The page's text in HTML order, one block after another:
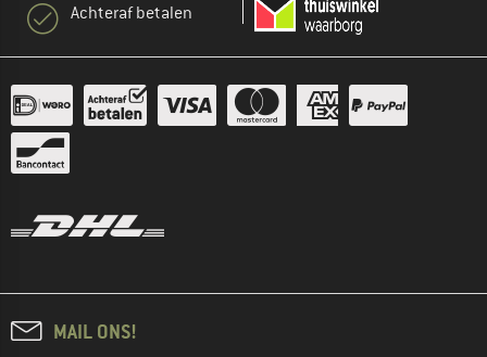
Achteraf betalen
MAIL ONS!